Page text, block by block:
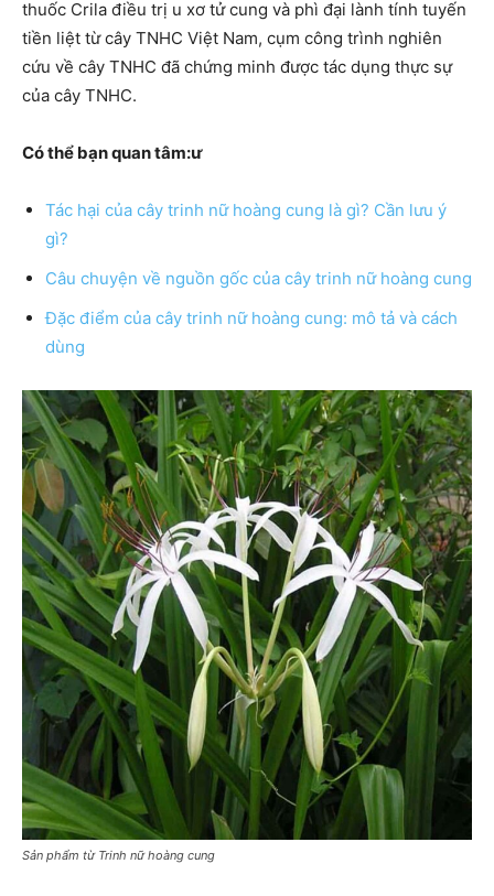
thuốc Crila điều trị u xơ tử cung và phì đại lành tính tuyến
tiền liệt từ cây TNHC Việt Nam, cụm công trình nghiên
cứu về cây TNHC đã chứng minh được tác dụng thực sự
của cây TNHC.
Có thể bạn quan tâm:ư
Tác hại của cây trinh nữ hoàng cung là gì? Cần lưu ý
gì?
Câu chuyện về nguồn gốc của cây trinh nữ hoàng cung
Đặc điểm của cây trinh nữ hoàng cung: mô tả và cách
dùng
Sản phẩm từ Trinh nữ hoàng cung